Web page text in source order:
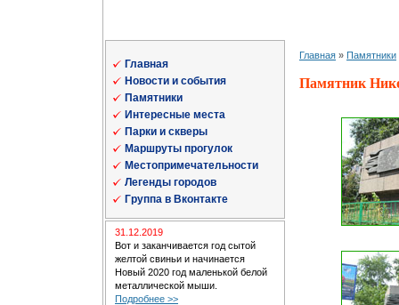
Главная
Новости и события
Памятники
Интересные места
Парки и скверы
Маршруты прогулок
Местопримечательности
Легенды городов
Группа в Вконтакте
31.12.2019
Вот и заканчивается год сытой
желтой свиньи и начинается
Новый 2020 год маленькой белой
металлической мыши.
Подробнее >>
Главная » Памятники
Памятник